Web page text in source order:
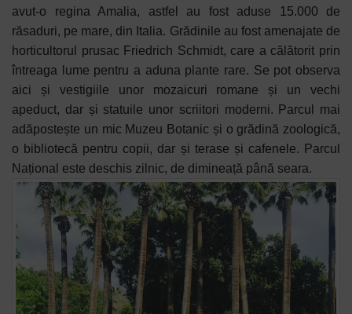
avut-o regina Amalia, astfel au fost aduse 15.000 de
răsaduri, pe mare, din Italia. Grădinile au fost amenajate de
horticultorul prusac Friedrich Schmidt, care a călătorit prin
întreaga lume pentru a aduna plante rare. Se pot observa
aici și vestigiile unor mozaicuri romane și un vechi
apeduct, dar și statuile unor scriitori moderni. Parcul mai
adăpostește un mic Muzeu Botanic și o grădină zoologică,
o bibliotecă pentru copii, dar și terase și cafenele. Parcul
Național este deschis zilnic, de dimineață până seara.